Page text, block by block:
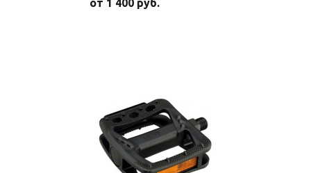
от 1 400 руб.